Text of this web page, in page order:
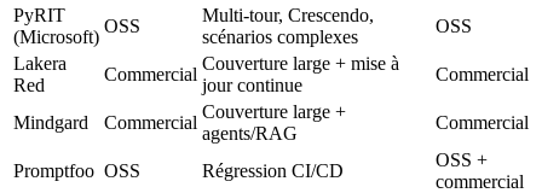
PyRIT
(Microsoft)
OSS
Multi-tour, Crescendo,
scénarios complexes
OSS
Lakera
Red
Commercial
Couverture large + mise à
jour continue
Commercial
Mindgard Commercial
Couverture large +
agents/RAG
Commercial
Promptfoo OSS Régression CI/CD
OSS +
commercial